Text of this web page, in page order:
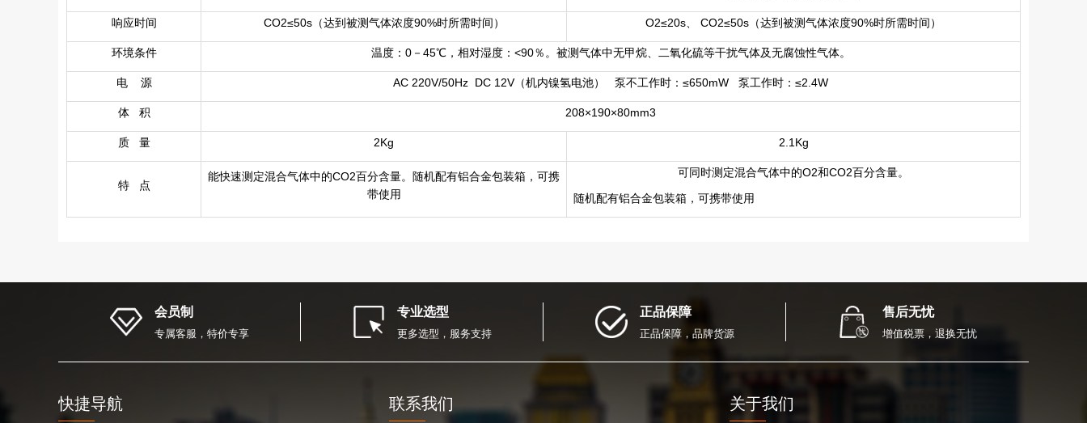
响应时间 CO2≤50s（达到被测气体浓度90%时所需时间） O2≤20s、 CO2≤50s（达到被测气体浓度90%时所需时间）
环境条件 温度：0－45℃，相对湿度：<90％。被测气体中无甲烷、二氧化硫等干扰气体及无腐蚀性气体。
电 源 AC 220V/50Hz DC 12V（机内镍氢电池） 泵不工作时：≤650mW 泵工作时：≤2.4W
体 积 208×190×80mm3
质 量 2Kg 2.1Kg
特 点
能快速测定混合气体中的CO2百分含量。随机配有铝合金包装箱，可携
带使用
可同时测定混合气体中的O2和CO2百分含量。
随机配有铝合金包装箱，可携带使用
会员制
专属客服，特价专享
专业选型
更多选型，服务支持
正品保障
正品保障，品牌货源
售后无忧
增值税票，退换无忧
快捷导航 联系我们 关于我们